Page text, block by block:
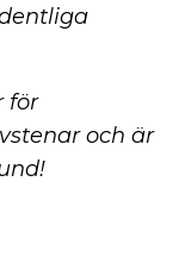
för
och är